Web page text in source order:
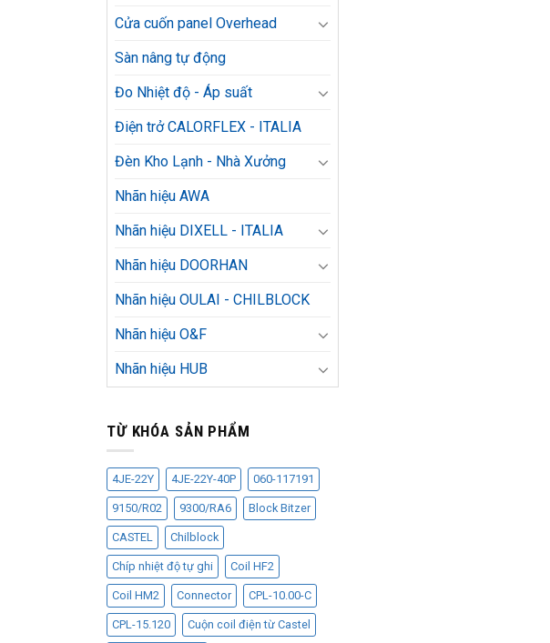
Cửa cuốn panel Overhead
Sàn nâng tự động
Đo Nhiệt độ - Áp suất
Điện trở CALORFLEX - ITALIA
Đèn Kho Lạnh - Nhà Xưởng
Nhãn hiệu AWA
Nhãn hiệu DIXELL - ITALIA
Nhãn hiệu DOORHAN
Nhãn hiệu OULAI - CHILBLOCK
Nhãn hiệu O&F
Nhãn hiệu HUB
TỪ KHÓA SẢN PHẨM
4JE-22Y 4JE-22Y-40P 060-117191
9150/R02 9300/RA6 Block Bitzer
CASTEL Chilblock
Chíp nhiệt độ tự ghi Coil HF2
Coil HM2 Connector CPL-10.00-C
CPL-15.120 Cuộn coil điện từ Castel